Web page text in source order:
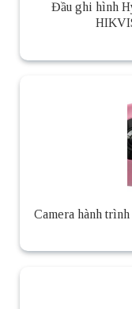
Đầu ghi hình
Camera hành